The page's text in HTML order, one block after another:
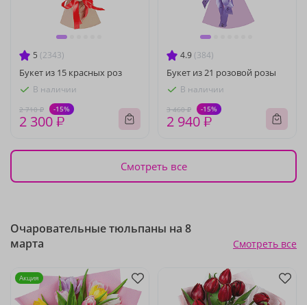
5 (2343)
Букет из 15 красных роз
В наличии
2 710 ₽ -15%
2 300 ₽
4.9 (384)
Букет из 21 розовой розы
В наличии
3 460 ₽ -15%
2 940 ₽
Смотреть все
Очаровательные тюльпаны на 8
марта
Смотреть все
Акция